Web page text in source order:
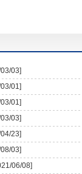
03]
01]
01]
03]
23]
03]
06/08]